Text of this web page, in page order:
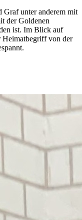
Graf unter anderem mit
der Goldenen
ist. Im Blick auf
Heimatbegriff von der